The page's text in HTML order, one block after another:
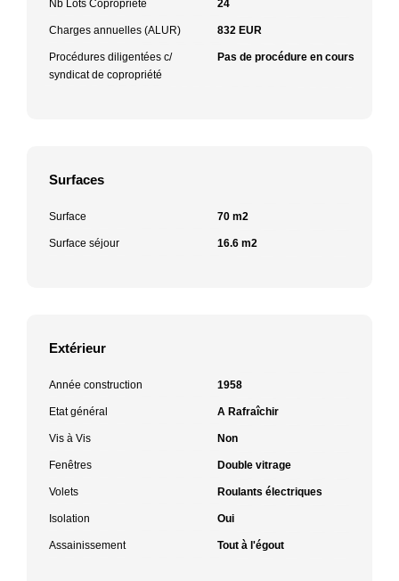
Nb Lots Copropriété 24
Charges annuelles (ALUR) 832 EUR
Procédures diligentées c/
syndicat de copropriété
Pas de procédure en cours
Surfaces
Surface 70 m2
Surface séjour 16.6 m2
Extérieur
Année construction 1958
Etat général A Rafraîchir
Vis à Vis Non
Fenêtres Double vitrage
Volets Roulants électriques
Isolation Oui
Assainissement Tout à l'égout